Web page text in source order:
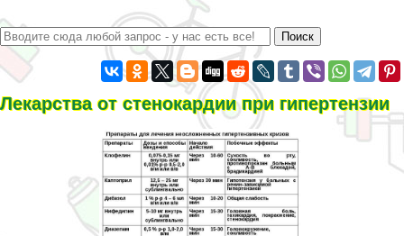
Лекарства от стенокардии при гипертензии